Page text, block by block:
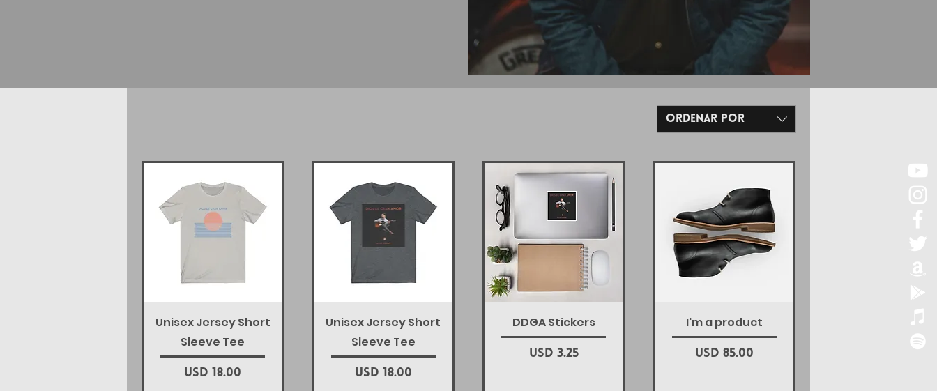
Ordenar por
Vista rápida
Unisex Jersey Short
Sleeve Tee
Precio
USD 18.00
Vista rápida
Unisex Jersey Short
Sleeve Tee
Precio
USD 18.00
Vista rápida
DDGA Stickers
Precio
USD 3.25
Vista rápida
I'm a product
Precio
USD 85.00